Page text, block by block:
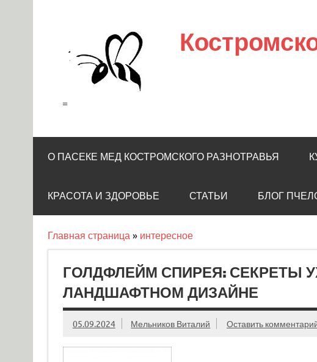
=
О ПАСЕКЕ МЕД КОСТРОМСКОГО РАЗНОТРАВЬЯ
КРАСОТА И ЗДОРОВЬЕ СТАТЬИ БЛОГ
Главная страница » интересное
ГОЛДФЛЕЙМ СПИРЕЯ: СЕКРЕТЫ
ЛАНДШАФТНОМ ДИЗАЙНЕ
05.09.2024 Мельников Виталий Оставить